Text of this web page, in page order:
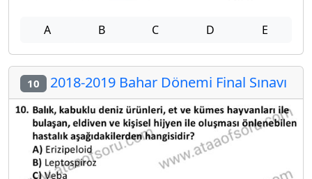
A B C D E
10 2018-2019 Bahar Dönemi Final Sınavı